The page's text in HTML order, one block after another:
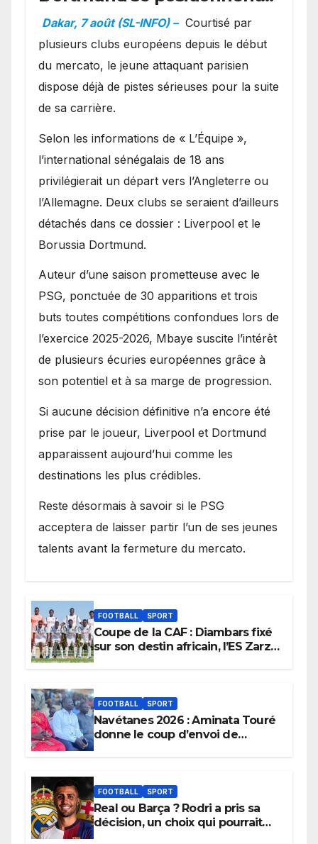
en favoris pour recruter
Ibrahim Mbaye
Dakar, 7 août (SL-INFO) – Courtisé par
plusieurs clubs européens depuis le début
du mercato, le jeune attaquant parisien
dispose déjà de pistes sérieuses pour la suite
de sa carrière.
Selon les informations de « L’Équipe »,
l’international sénégalais de 18 ans
privilégierait un départ vers l’Angleterre ou
l’Allemagne. Deux clubs se seraient d’ailleurs
détachés dans ce dossier : Liverpool et le
Borussia Dortmund.
Auteur d’une saison prometteuse avec le
PSG, ponctuée de 30 apparitions et trois
buts toutes compétitions confondues lors de
l’exercice 2025-2026, Mbaye suscite l’intérêt
de plusieurs écuries européennes grâce à
son potentiel et à sa marge de progression.
Si aucune décision définitive n’a encore été
prise par le joueur, Liverpool et Dortmund
apparaissent aujourd’hui comme les
destinations les plus crédibles.
Reste désormais à savoir si le PSG
acceptera de laisser partir l’un de ses jeunes
talents avant la fermeture du mercato.
FOOTBALL SPORT
Coupe de la CAF : Diambars fixé
sur son destin africain, l’ES Zarzis
FOOTBALL SPORT
Navétanes 2026 : Aminata Touré
donne le coup d’envoi de
apaisées.
FOOTBALL SPORT
Real ou Barça ? Rodri a pris sa
décision, un choix qui pourrait